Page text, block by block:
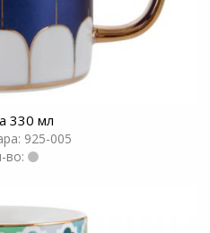
330 мл
925-005
во: